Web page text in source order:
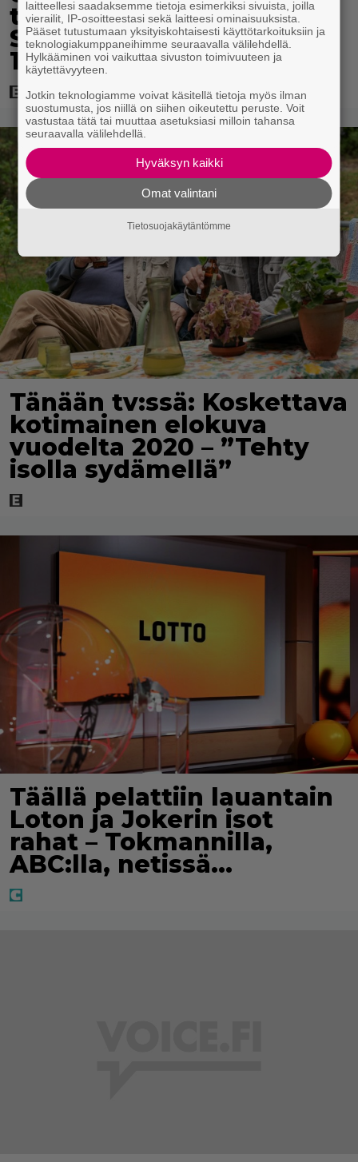
tietokonegrafiikkaa?
Sellainen tehtiin vuonna
1998
Tänään tv:ssä: Koskettava
kotimainen elokuva
vuodelta 2020 – ”Tehty
isolla sydämellä”
Täällä pelattiin lauantain
Loton ja Jokerin isot
rahat – Tokmannilla,
ABC:lla, netissä…
laitteellesi saadaksemme tietoja esimerkiksi sivuista, joilla
vierailit, IP-osoitteestasi sekä laitteesi ominaisuuksista.
Pääset tutustumaan yksityiskohtaisesti käyttötarkoituksiin ja
teknologiakumppaneihimme seuraavalla välilehdellä.
Hylkääminen voi vaikuttaa sivuston toimivuuteen ja
käytettävyyteen.
Jotkin teknologiamme voivat käsitellä tietoja myös ilman
suostumusta, jos niillä on siihen oikeutettu peruste. Voit
vastustaa tätä tai muuttaa asetuksiasi milloin tahansa
seuraavalla välilehdellä.
Hyväksyn kaikki
Omat valintani
Tietosuojakäytäntömme